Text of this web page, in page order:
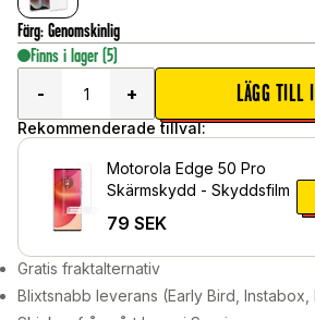
Färg: Genomskinlig
Finns i lager (5)
-
+ LÄGG TILL
Rekommenderade tillval:
Motorola Edge 50 Pro
Skärmskydd - Skyddsfilm
79 SEK
Gratis fraktalternativ
Blixtsnabb leverans (Early Bird, Instabox,